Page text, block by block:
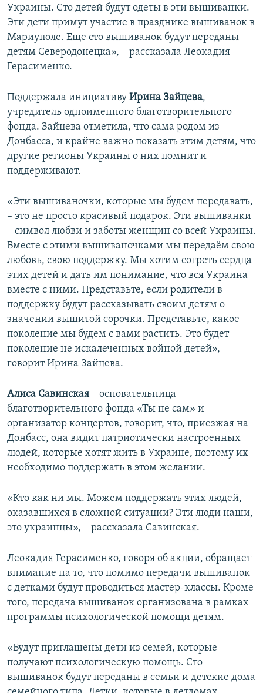
Украины. Сто детей будут одеты в эти вышиванки.
Эти дети примут участие в празднике вышиванок в
Мариуполе. Еще сто вышиванок будут переданы
детям Северодонецка», – рассказала Леокадия
Герасименко.
Поддержала инициативу Ирина Зайцева,
учредитель одноименного благотворительного
фонда. Зайцева отметила, что сама родом из
Донбасса, и крайне важно показать этим детям, что
другие регионы Украины о них помнит и
поддерживают.
«Эти вышиваночки, которые мы будем передавать,
– это не просто красивый подарок. Эти вышиванки
– символ любви и заботы женщин со всей Украины.
Вместе с этими вышиваночками мы передаём свою
любовь, свою поддержку. Мы хотим согреть сердца
этих детей и дать им понимание, что вся Украина
вместе с ними. Представьте, если родители в
поддержку будут рассказывать своим детям о
значении вышитой сорочки. Представьте, какое
поколение мы будем с вами растить. Это будет
поколение не искалеченных войной детей», –
говорит Ирина Зайцева.
Алиса Савинская – основательница
благотворительного фонда «Ты не сам» и
организатор концертов, говорит, что, приезжая на
Донбасс, она видит патриотически настроенных
людей, которые хотят жить в Украине, поэтому их
необходимо поддержать в этом желании.
«Кто как ни мы. Можем поддержать этих людей,
оказавшихся в сложной ситуации? Эти люди наши,
это украинцы», – рассказала Савинская.
Леокадия Герасименко, говоря об акции, обращает
внимание на то, что помимо передачи вышиванок
с детками будут проводиться мастер-классы. Кроме
того, передача вышиванок организована в рамках
программы психологической помощи детям.
«Будут приглашены дети из семей, которые
получают психологическую помощь. Сто
вышиванок будут переданы в семьи и детские дома